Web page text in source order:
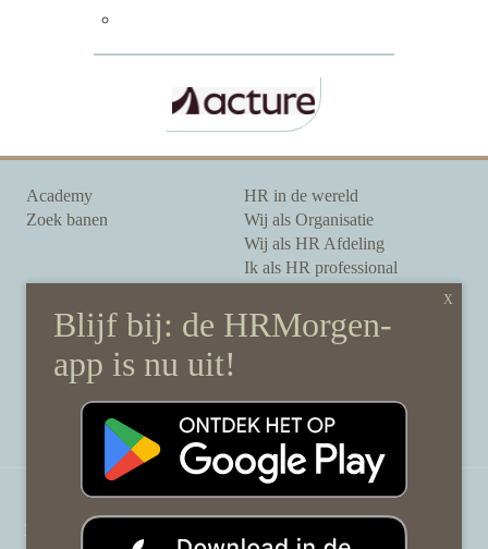
Academy
Zoek banen
HR in de wereld
Wij als Organisatie
Wij als HR Afdeling
Ik als HR professional
Onze auteurs
Onze partners
Sponsoring
Over HRMorgen
Disclaimer & gedragscode
HRMorgen.nl